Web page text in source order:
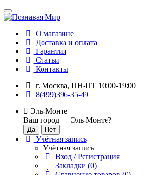
О магазине
Доставка и оплата
Гарантия
Статьи
Контакты
г. Москва, ПН-ПТ 10:00-19:00
8(499)396-35-49
Эль-Монте
Ваш город — Эль-Монте?
Учётная запись
Учётная запись
Вход / Регистрация
Закладки (0)